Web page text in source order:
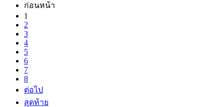
ก่อนหน้า
1
2
3
4
5
6
7
8
ต่อไป
สุดท้าย